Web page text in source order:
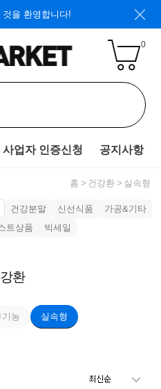
을 환영합니다!
0
사업자 인증신청 공지사항
홈 건강환 실속형
건강분말 신선식품
가공&기타
트상품 빅세일
환
기농 실속형